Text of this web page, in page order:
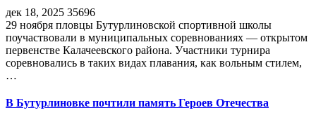
дек 18, 2025 35696
29 ноября пловцы Бутурлиновской спортивной школы
поучаствовали в муниципальных соревнованиях — открытом
первенстве Калачеевского района. Участники турнира
соревновались в таких видах плавания, как вольным стилем,
…
В Бутурлиновке почтили память Героев Отечества